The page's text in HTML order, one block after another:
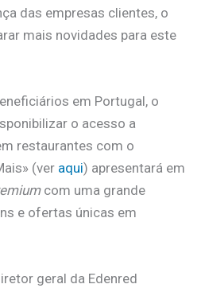
das empresas clientes, o
mais novidades para este
em Portugal, o
o acesso a
restaurantes com o
(ver aqui) apresentará em
com uma grande
e ofertas únicas em
geral da Edenred